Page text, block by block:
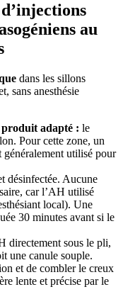
au
dans les sillons
sans anesthésie
adapté : le
Pour cette zone, un
utilisé pour
désinfectée. Aucune
car l’AH utilisé
local). Une
30 minutes avant si le
directement sous le pli,
une canule souple.
et de combler le creux
lente et précise par le